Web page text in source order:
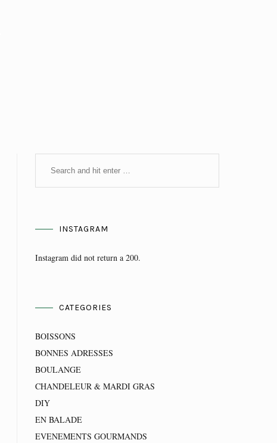
INSTAGRAM
Instagram did not return a 200.
CATEGORIES
BOISSONS
BONNES ADRESSES
BOULANGE
CHANDELEUR & MARDI GRAS
DIY
EN BALADE
EVENEMENTS GOURMANDS